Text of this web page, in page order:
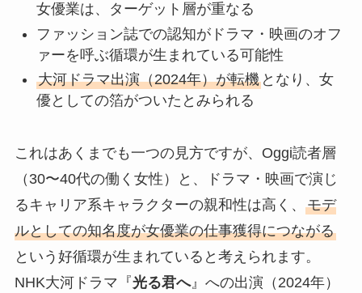
女優業は、ターゲット層が重なる
ファッション誌での認知がドラマ・映画のオフ
ァーを呼ぶ循環が生まれている可能性
大河ドラマ出演（2024年）が転機となり、女
優としての箔がついたとみられる
これはあくまでも一つの見方ですが、Oggi読者層
（30〜40代の働く女性）と、ドラマ・映画で演じ
るキャリア系キャラクターの親和性は高く、 モデ
ルとしての知名度が女優業の仕事獲得につながる
という好循環が生まれていると考えられます。
NHK大河ドラマ『光る君へ』への出演（2024年）